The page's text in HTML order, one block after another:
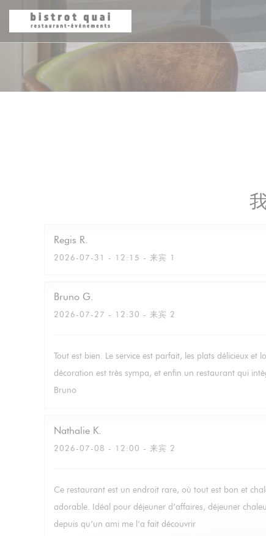
Cookie管理面板
Regis R
2026-07-31 - 12:15 - 来宾 1
Bruno G
2026-07-27 - 12:30 - 来宾 2
Tout est bien. Le service est parfait, les plats délicieux
décoration est très sympa, et enfin un restaurant qui
Bruno
Nathalie K
2026-07-08 - 12:00 - 来宾 2
Ce restaurant est un endroit rare, où tout est bon et
adorable. Idéal pour déjeuner d’affaires, déjeuner
depuis qu’un ami me l’a fait découvrir